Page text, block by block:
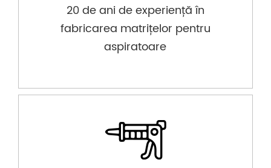
20 de ani de experiență în
fabricarea matrițelor pentru
aspiratoare